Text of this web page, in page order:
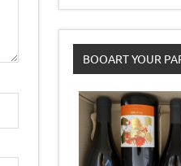
BOOART YOUR